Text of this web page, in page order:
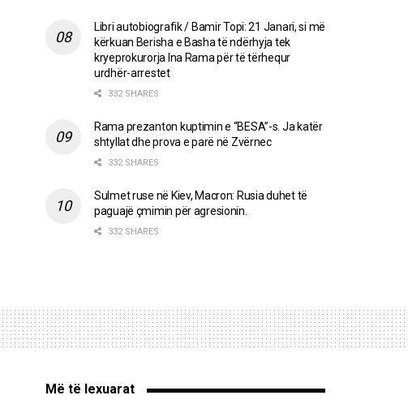
Libri autobiografik / Bamir Topi: 21 Janari, si më
kërkuan Berisha e Basha të ndërhyja tek
kryeprokurorja Ina Rama për të tërhequr
urdhër-arrestet
332 SHARES
Rama prezanton kuptimin e “BESA”-s. Ja katër
shtyllat dhe prova e parë në Zvërnec
332 SHARES
Sulmet ruse në Kiev, Macron: Rusia duhet të
paguajë çmimin për agresionin.
332 SHARES
Më të lexuarat